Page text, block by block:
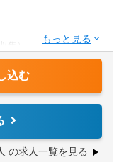
つ知識を身に付けた
です。
なアイディアやどん
に耳を傾け、それに対
集）
込む
の求人一覧を見る